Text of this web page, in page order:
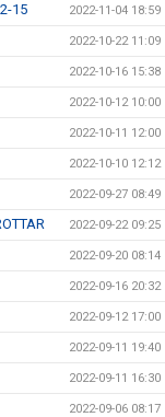
15 2022-11-04 18:59
2022-10-22 11:09
2022-10-16 15:38
2022-10-12 10:00
2022-10-11 12:00
2022-10-10 12:12
2022-09-27 08:49
2022-09-22 09:25
2022-09-20 08:14
2022-09-16 20:32
2022-09-12 17:00
2022-09-11 19:40
2022-09-11 16:30
2022-09-06 08:17